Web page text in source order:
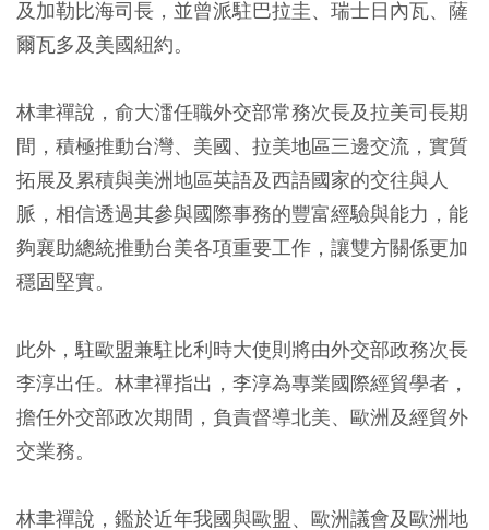
及加勒比海司長，並曾派駐巴拉圭、瑞士日內瓦、薩
爾瓦多及美國紐約。
林聿禪說，俞大㵢任職外交部常務次長及拉美司長期
間，積極推動台灣、美國、拉美地區三邊交流，實質
拓展及累積與美洲地區英語及西語國家的交往與人
脈，相信透過其參與國際事務的豐富經驗與能力，能
夠襄助總統推動台美各項重要工作，讓雙方關係更加
穩固堅實。
此外，駐歐盟兼駐比利時大使則將由外交部政務次長
李淳出任。林聿禪指出，李淳為專業國際經貿學者，
擔任外交部政次期間，負責督導北美、歐洲及經貿外
交業務。
林聿禪說，鑑於近年我國與歐盟、歐洲議會及歐洲地